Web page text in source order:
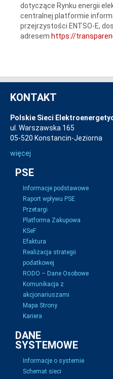
dotyczące Rynku energii
centralnej platformie
przejrzystości ENTSO-E,
adresem https://
KONTAKT
Polskie Sieci
ul. Warszawska 165
05-520 Konstancin-Jeziorna
więcej
PSE
Informacje podstawowe
Raport wpływu PSE
Przetargi
Platforma Zakupowa
KSeF
Efaktura
Realizacja strategii
podatkowej
RODO – Dane Osobowe
Komunikacja z
akcjonariuszami
Mapa Strony
Kariera
DANE
SYSTEMOWE
Informacje o systemie
Schemat sieci